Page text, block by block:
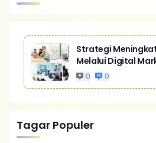
Strategi
Melalui Digital
Bisnis Yang Lebih
0 0
Tagar Populer